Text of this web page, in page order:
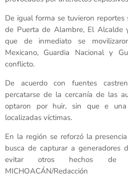
De igual forma se tuvieron
de Puerta de Alambre, El Alcalde
que de inmediato se
Mexicano, Guardia Nacional y
conflicto.
De acuerdo con fuentes
percatarse de la cercanía de las
optaron por huir, sin que e una
localizadas víctimas.
En la región se reforzó la
busca de capturar a generadores
evitar otros hechos de
MICHOACÁN/Redacción